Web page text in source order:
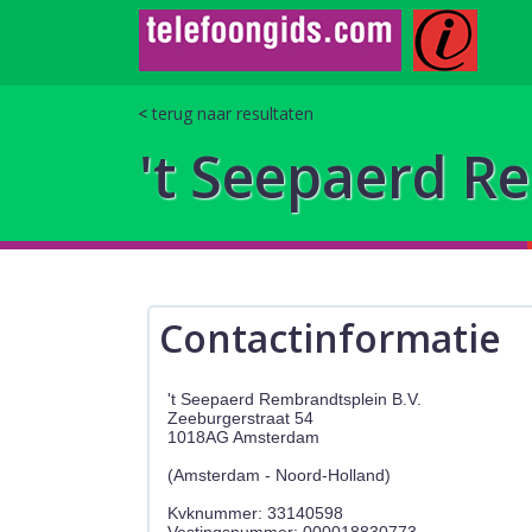
terug naar resultaten
't Seepaerd
Contactinformatie
't Seepaerd Rembrandtsplein B.V.
Zeeburgerstraat 54
1018AG Amsterdam
(Amsterdam - Noord-Holland)
Kvknummer: 33140598